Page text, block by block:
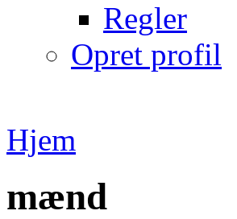
Regler
Opret profil
Hjem
mænd